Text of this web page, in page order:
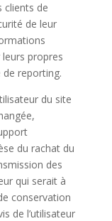
clients de
de leur
propres
reporting.
du site
du rachat du
des
qui serait à
conservation
de l’utilisateur